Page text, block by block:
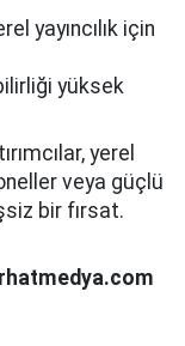
yayıncılık için
yüksek
yerel
veya güçlü
bir fırsat.